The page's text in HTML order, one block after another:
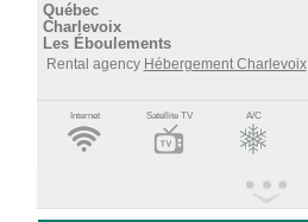
Québec
Charlevoix
Les Éboulements
Rental agency Hébergement Charlevoix
Internet Satellite TV A/C